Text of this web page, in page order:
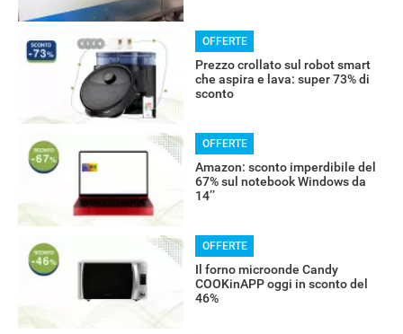
OFFERTE
Prezzo crollato sul robot smart
che aspira e lava: super 73% di
sconto
OFFERTE
Amazon: sconto imperdibile del
67% sul notebook Windows da
14’’
OFFERTE
Il forno microonde Candy
COOKinAPP oggi in sconto del
46%